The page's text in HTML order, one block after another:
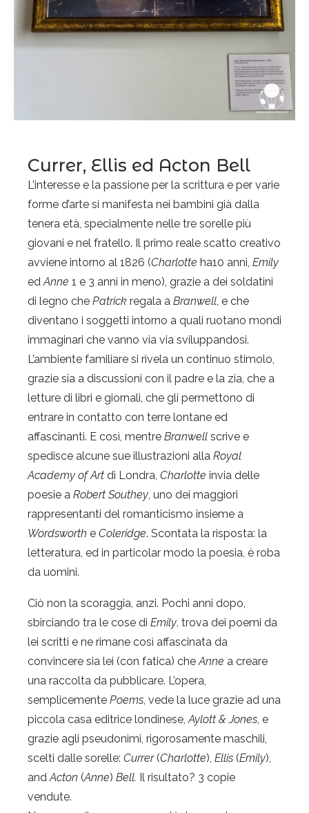
Currer, Ellis ed Acton Bell
L’interesse e la passione per la scrittura e per varie
forme d’arte si manifesta nei bambini già dalla
tenera età, specialmente nelle tre sorelle più
giovani e nel fratello. Il primo reale scatto creativo
avviene intorno al 1826 (Charlotte ha10 anni, Emily
edAnne 1 e 3 anni in meno), grazie a dei soldatini
di legno che Patrick regala a Branwell, e che
diventano i soggetti intorno a quali ruotano mondi
immaginari che vanno via via sviluppandosi.
L’ambiente familiare si rivela un continuo stimolo,
grazie sia a discussioni con il padre e la zia, che a
letture di libri e giornali, che gli permettono di
entrare in contatto con terre lontane ed
affascinanti. E così, mentre Branwell scrive e
spedisce alcune sue illustrazioni alla Royal
Academy of Art di Londra, Charlotte invia delle
poesie a Robert Southey, uno dei maggiori
rappresentanti del romanticismo insieme a
Wordsworth e Coleridge. Scontata la risposta: la
letteratura, ed in particolar modo la poesia, è roba
da uomini.
Ciò non la scoraggia, anzi. Pochi anni dopo,
sbirciando tra le cose di Emily, trova dei poemi da
lei scritti e ne rimane così affascinata da
convincere sia lei (con fatica) cheAnne a creare
una raccolta da pubblicare. L’opera,
semplicemente Poems, vede la luce grazie ad una
piccola casa editrice londinese,Aylott & Jones, e
grazie agli pseudonimi, rigorosamente maschili,
scelti dalle sorelle: Currer(Charlotte), Ellis (Emily),
andActon (Anne) Bell. Il risultato? 3 copie
vendute.